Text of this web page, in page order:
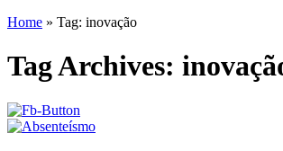
Home » Tag: inovação
Tag Archives: